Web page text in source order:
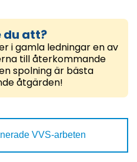
du att?
i gamla ledningar en av
till återkommande
spolning är bästa
åtgärden!
VVS-arbeten